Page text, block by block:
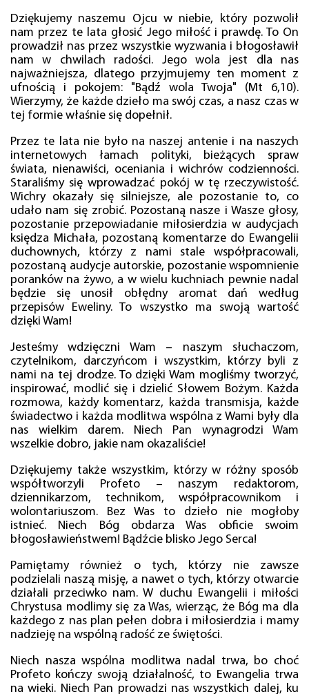
Dziękujemy naszemu Ojcu w niebie, który pozwolił
nam przez te lata głosić Jego miłość i prawdę. To On
prowadził nas przez wszystkie wyzwania i błogosławił
nam w chwilach radości. Jego wola jest dla nas
najważniejsza, dlatego przyjmujemy ten moment z
ufnością i pokojem: "Bądź wola Twoja" (Mt 6,10).
Wierzymy, że każde dzieło ma swój czas, a nasz czas w
tej formie właśnie się dopełnił.
Przez te lata nie było na naszej antenie i na naszych
internetowych łamach polityki, bieżących spraw
świata, nienawiści, oceniania i wichrów codzienności.
Staraliśmy się wprowadzać pokój w tę rzeczywistość.
Wichry okazały się silniejsze, ale pozostanie to, co
udało nam się zrobić. Pozostaną nasze i Wasze głosy,
pozostanie przepowiadanie miłosierdzia w audycjach
księdza Michała, pozostaną komentarze do Ewangelii
duchownych, którzy z nami stale współpracowali,
pozostaną audycje autorskie, pozostanie wspomnienie
poranków na żywo, a w wielu kuchniach pewnie nadal
będzie się unosił obłędny aromat dań według
przepisów Eweliny. To wszystko ma swoją wartość
dzięki Wam!
Jesteśmy wdzięczni Wam – naszym słuchaczom,
czytelnikom, darczyńcom i wszystkim, którzy byli z
nami na tej drodze. To dzięki Wam mogliśmy tworzyć,
inspirować, modlić się i dzielić Słowem Bożym. Każda
rozmowa, każdy komentarz, każda transmisja, każde
świadectwo i każda modlitwa wspólna z Wami były dla
nas wielkim darem. Niech Pan wynagrodzi Wam
wszelkie dobro, jakie nam okazaliście!
Dziękujemy także wszystkim, którzy w różny sposób
współtworzyli Profeto – naszym redaktorom,
dziennikarzom, technikom, współpracownikom i
wolontariuszom. Bez Was to dzieło nie mogłoby
istnieć. Niech Bóg obdarza Was obficie swoim
błogosławieństwem! Bądźcie blisko Jego Serca!
Pamiętamy również o tych, którzy nie zawsze
podzielali naszą misję, a nawet o tych, którzy otwarcie
działali przeciwko nam. W duchu Ewangelii i miłości
Chrystusa modlimy się za Was, wierząc, że Bóg ma dla
każdego z nas plan pełen dobra i miłosierdzia i mamy
nadzieję na wspólną radość ze świętości.
Niech nasza wspólna modlitwa nadal trwa, bo choć
Profeto kończy swoją działalność, to Ewangelia trwa
na wieki. Niech Pan prowadzi nas wszystkich dalej, ku